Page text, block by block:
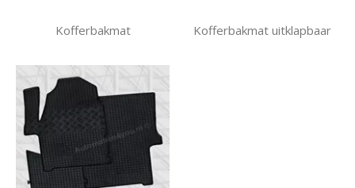
Kofferbakmat Kofferbakmat uitklapbaar